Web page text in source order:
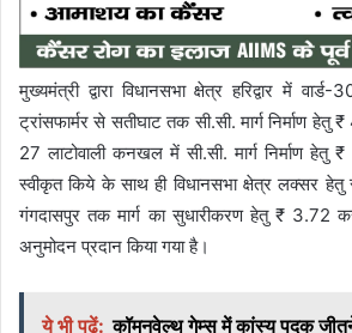
मुख्यमंत्री द्वारा विधानसभा क्षेत्र हरिद्वार में
ट्रांसफार्मर से सतीघाट तक सी.सी. मार्ग निर्माण
27 लाटोवाली कनखल में सी.सी. मार्ग निर्माण हेतु
स्वीकृत किये के साथ ही विधानसभा क्षेत्र लक्सर
गंगदासपुर तक मार्ग का सुधारीकरण हेतु ₹ 3.72
अनुमोदन प्रदान किया गया है।
ये भी पढ़ें: कॉमनवेल्थ गेम्स में कांस्य पदक जीतने